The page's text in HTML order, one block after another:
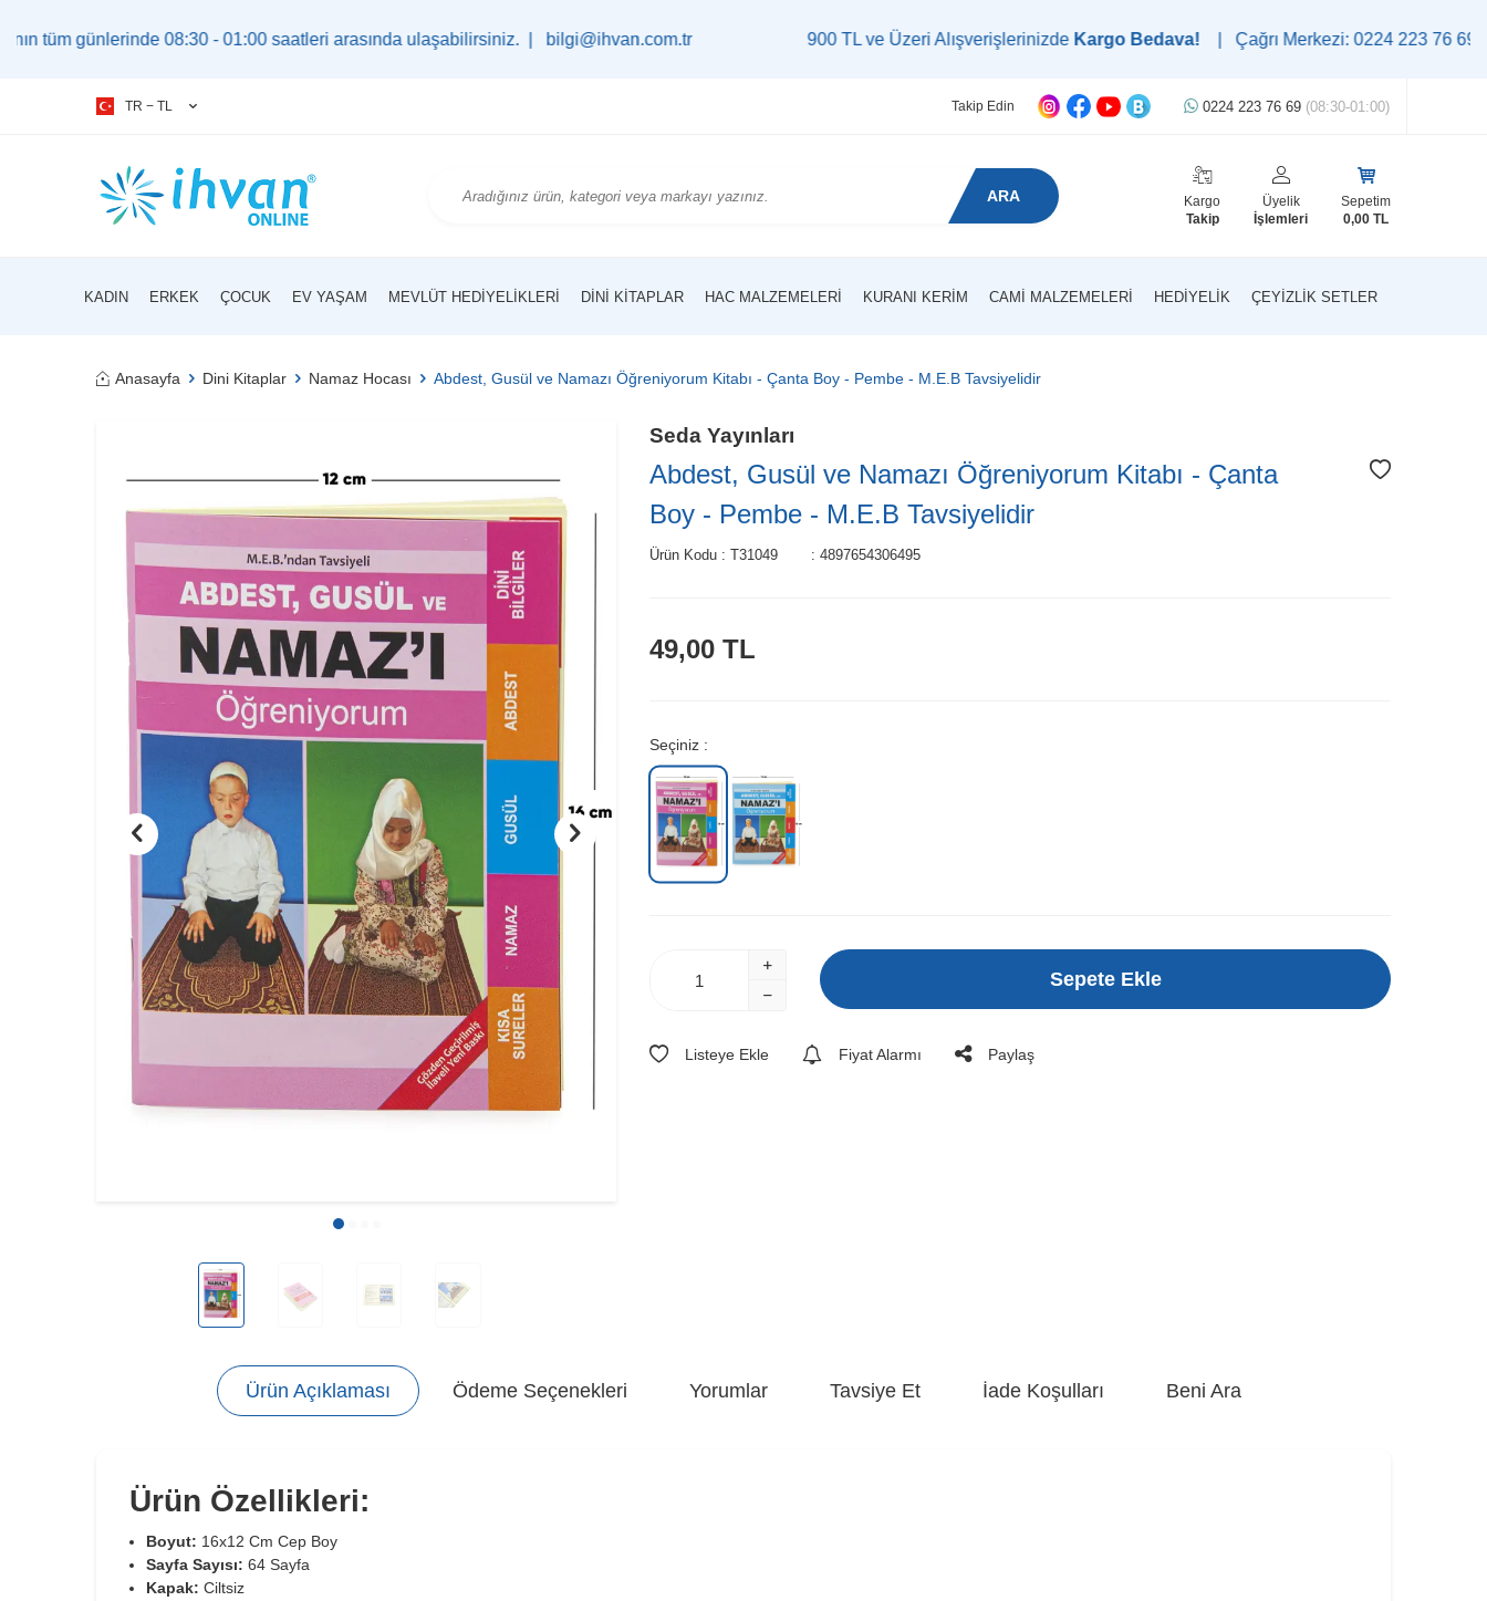
08:30 - 01:00 saatleri arasında ulaşabilirsiniz. |bilgi@ihvan.com.tr 900 TL ve Üzeri AlışverişlerinizdeKargo Bedava! | Çağrı Merkezi: 0224 223 76 69 |
TR − TL Takip Edin 0224 223 76 69 (08:30-01:00)
ARA
Kargo
Takip
Üyelik
İşlemleri
Sepetim
0,00 TL
KADIN ERKEK ÇOCUK EV YAŞAM MEVLÜT HEDIYELIKLERI DINI KITAPLAR HAC MALZEMELERI KURANI KERIM CAMI MALZEMELERI HEDIYELIK ÇEYIZLIK SETLER
Anasayfa Dini Kitaplar Namaz Hocası Abdest, Gusül ve Namazı Öğreniyorum Kitabı - Çanta Boy - Pembe - M.E.B Tavsiyelidir
Seda Yayınları
Abdest, Gusül ve Namazı Öğreniyorum Kitabı - Çanta
Boy - Pembe - M.E.B Tavsiyelidir
Ürün Kodu : T31049 : 4897654306495
49,00 TL
Seçiniz :
Sepete Ekle
Listeye Ekle Fiyat Alarmı Paylaş
Ürün Açıklaması Ödeme Seçenekleri Yorumlar Tavsiye Et İade Koşulları Beni Ara
Ürün Özellikleri:
Boyut: 16x12 Cm Cep Boy
Sayfa Sayısı: 64 Sayfa
Kapak: Ciltsiz